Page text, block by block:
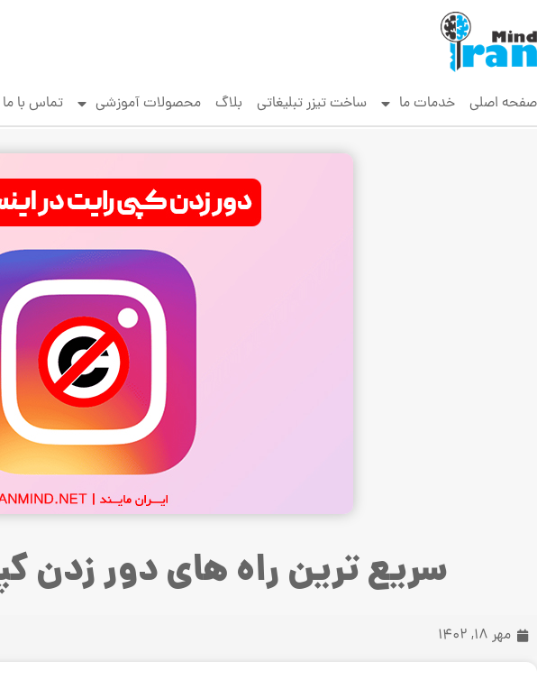
صفحه اصلی خدمات ما ساخت تیزر تبلیغاتی بلاگ محصولات آموزشی تماس با ما
سریع ترین راه های دور زدن
مهر 18, 1402